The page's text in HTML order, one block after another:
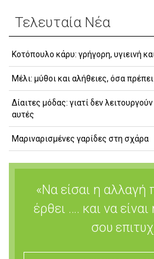
Τελευταία Νέα
Κοτόπουλο κάρυ: γρήγορη, υγιεινή
Μέλι: μύθοι και αλήθειες, όσα
Δίαιτες μόδας: γιατί δεν λειτουργούν
αυτές
Μαριναρισμένες γαρίδες στη σχάρα
«Να είσαι η αλλαγή
έρθει …. και να
σου